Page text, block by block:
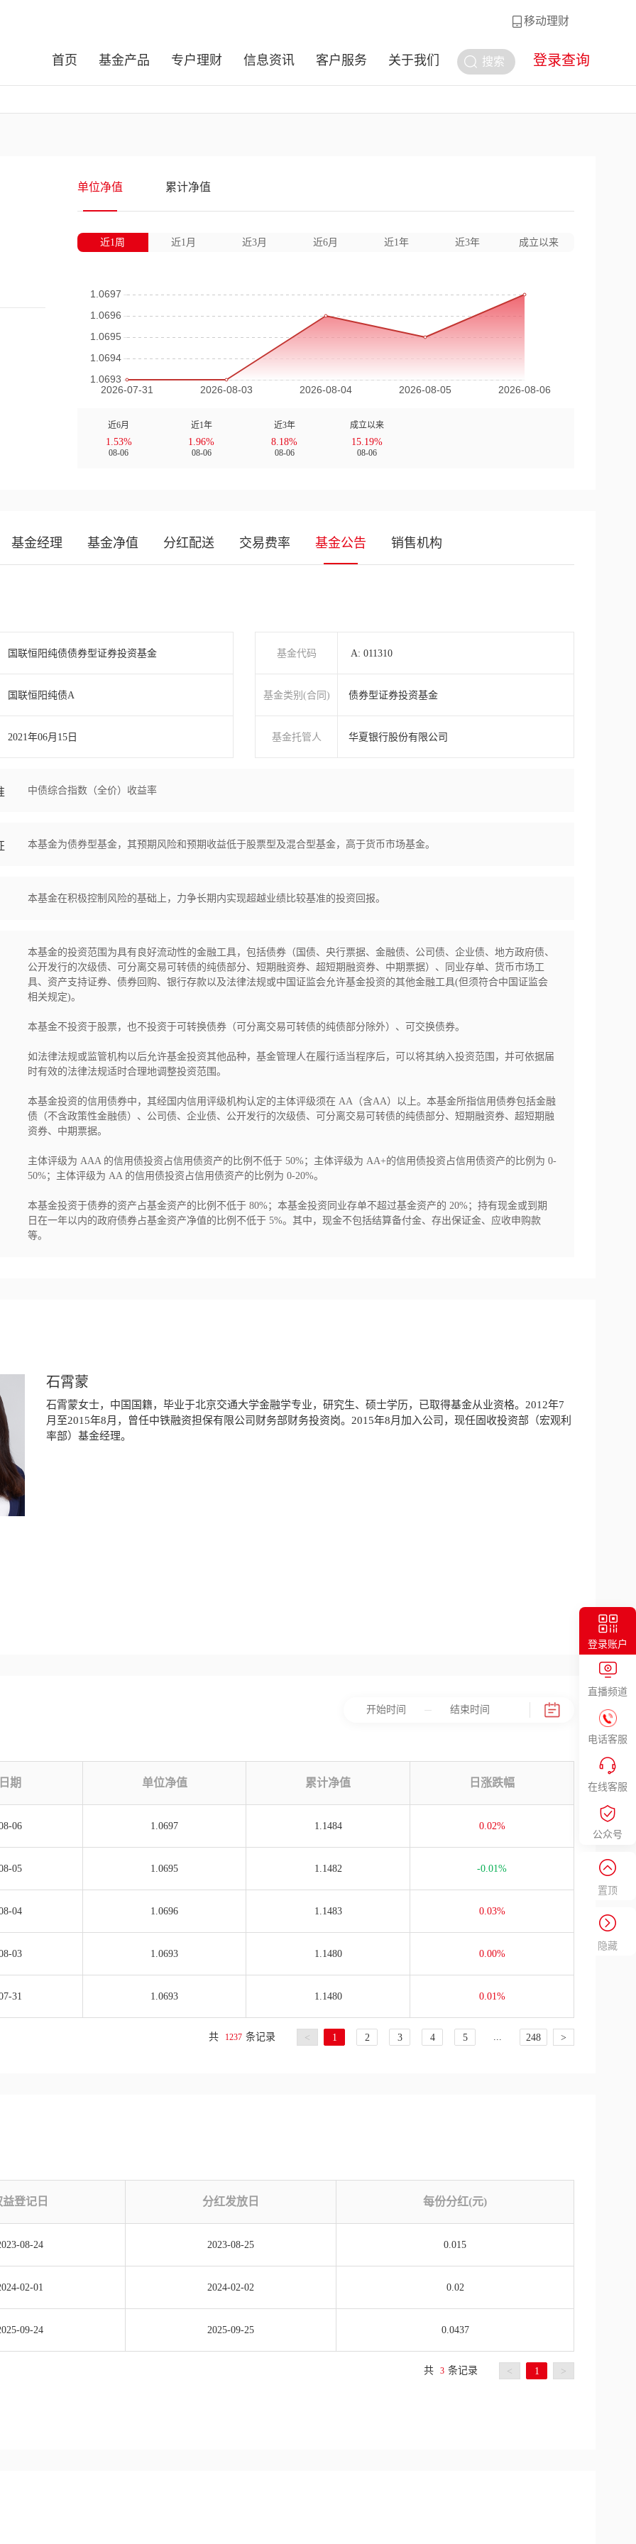
登录账户
直播频道
电话客服
在线客服
公众号
置顶
隐藏
移动理财
搜索 登录查询
首页 基金产品 专户理财 信息资讯 客户服务 关于我们
单位净值 累计净值
近1周 近1月 近3月 近6月 近1年 近3年 成立以来
近6月
1.53%
08-06
近1年
1.96%
08-06
近3年
8.18%
08-06
成立以来
15.19%
08-06
基金经理 基金净值 分红配送 交易费率 基金公告 销售机构
国联恒阳纯债债券型证券投资基金
国联恒阳纯债A
2021年06月15日
基金代码 A: 011310
基金类别(合同) 债券型证券投资基金
基金托管人 华夏银行股份有限公司
中债综合指数（全价）收益率
本基金为债券型基金，其预期风险和预期收益低于股票型及混合型基金，高于货币市场基金。
本基金在积极控制风险的基础上，力争长期内实现超越业绩比较基准的投资回报。
本基金的投资范围为具有良好流动性的金融工具，包括债券（国债、央行票据、金融债、公司债、企业债、地方政府债、
公开发行的次级债、可分离交易可转债的纯债部分、短期融资券、超短期融资券、中期票据）、同业存单、货币市场工
具、资产支持证券、债券回购、银行存款以及法律法规或中国证监会允许基金投资的其他金融工具(但须符合中国证监会
相关规定)。
本基金不投资于股票，也不投资于可转换债券（可分离交易可转债的纯债部分除外）、可交换债券。
如法律法规或监管机构以后允许基金投资其他品种，基金管理人在履行适当程序后，可以将其纳入投资范围，并可依据届
时有效的法律法规适时合理地调整投资范围。
本基金投资的信用债券中，其经国内信用评级机构认定的主体评级须在 AA（含AA）以上。本基金所指信用债券包括金融
债（不含政策性金融债）、公司债、企业债、公开发行的次级债、可分离交易可转债的纯债部分、短期融资券、超短期融
资券、中期票据。
主体评级为 AAA 的信用债投资占信用债资产的比例不低于 50%；主体评级为 AA+的信用债投资占信用债资产的比例为 0-
50%；主体评级为 AA 的信用债投资占信用债资产的比例为 0-20%。
本基金投资于债券的资产占基金资产的比例不低于 80%；本基金投资同业存单不超过基金资产的 20%；持有现金或到期
日在一年以内的政府债券占基金资产净值的比例不低于 5%。其中，现金不包括结算备付金、存出保证金、应收申购款
等。
石霄蒙
石霄蒙女士，中国国籍，毕业于北京交通大学金融学专业，研究生、硕士学历，已取得基金从业资格。2012年7
月至2015年8月，曾任中铁融资担保有限公司财务部财务投资岗。2015年8月加入公司，现任固收投资部（宏观利
率部）基金经理。
期 单位净值 累计净值 日涨跌幅
06 1.0697 1.1484 0.02%
05 1.0695 1.1482 -0.01%
04 1.0696 1.1483 0.03%
03 1.0693 1.1480 0.00%
31 1.0693 1.1480 0.01%
共 1237 条记录 < 1 2 3 4 5 ... 248 >
益登记日 分红发放日 每份分红(元)
08-24 2023-08-25 0.015
02-01 2024-02-02 0.02
09-24 2025-09-25 0.0437
共 3 条记录 < 1 >